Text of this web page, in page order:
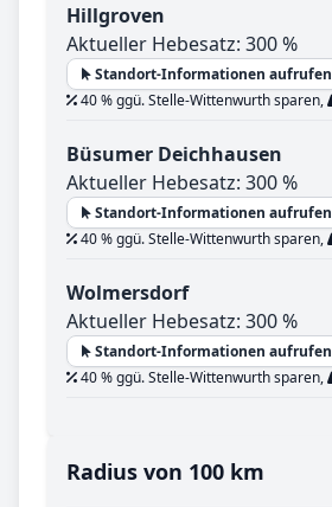
Hillgroven
Aktueller Hebesatz: 300 %
Standort-Informationen aufrufen
40 % ggü. Stelle-Wittenwurth sparen,
Büsumer Deichhausen
Aktueller Hebesatz: 300 %
Standort-Informationen aufrufen
40 % ggü. Stelle-Wittenwurth sparen,
Wolmersdorf
Aktueller Hebesatz: 300 %
Standort-Informationen aufrufen
40 % ggü. Stelle-Wittenwurth sparen,
Radius von 100 km